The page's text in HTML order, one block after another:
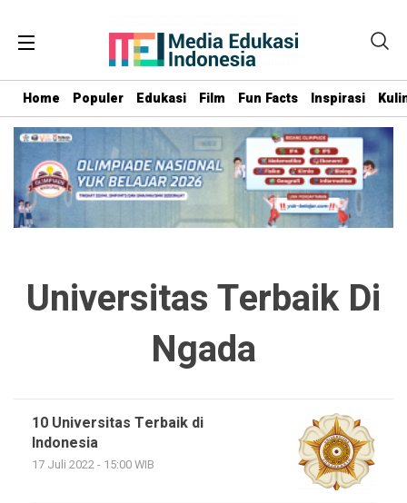
Home Populer Edukasi Film Fun Facts Inspirasi
Universitas Terbaik Di
Ngada
10 Universitas Terbaik di
Indonesia
17 Juli 2022 - 15:00 WIB